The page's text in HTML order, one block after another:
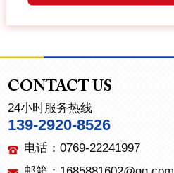
CONTACT US
24小时服务热线
139-2920-8526
电话：0769-22241997